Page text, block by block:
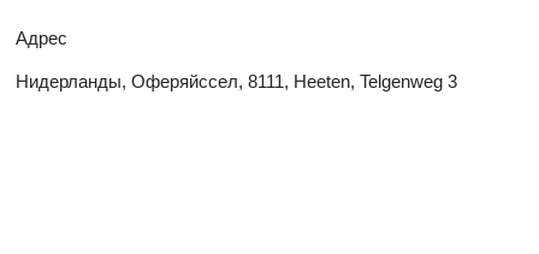
Адрес
Нидерланды, Оферяйссел, 8111, Heeten, Telgenweg 3